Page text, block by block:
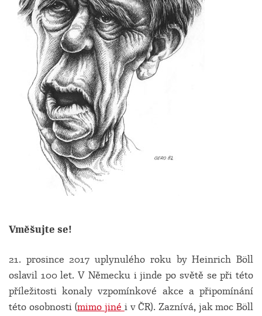
Vměšujte se!
21. prosince2017uplynulého roku by Heinrich Böll
oslavil 100 let. V Německu i jinde po světě se při této
příležitosti konaly vzpomínkové akce a připomínání
této osobnosti (mimo jiné i v ČR). Zaznívá, jak moc Böll